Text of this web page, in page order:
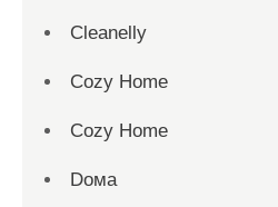
Cleanelly
Cozy Home
Cozy Home
Dома